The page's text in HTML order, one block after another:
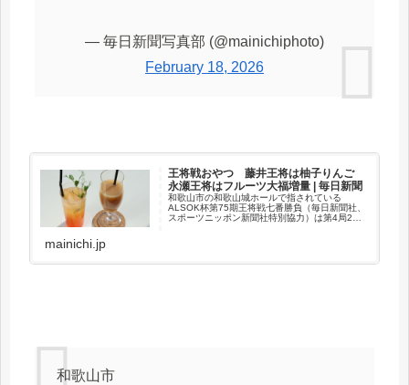
— 毎日新聞写真部 (@mainichiphoto)
February 18, 2026
王将戦おやつ 藤井王将は柚子りんご
永瀬王将はフルーツ大福増量 | 毎日新聞
和歌山市の和歌山城ホールで指されている
ALSOK杯第75期王将戦七番勝負（毎日新聞社、
スポーツニッポン新聞社特別協力）は第4局2日
mainichi.jp
和歌山市